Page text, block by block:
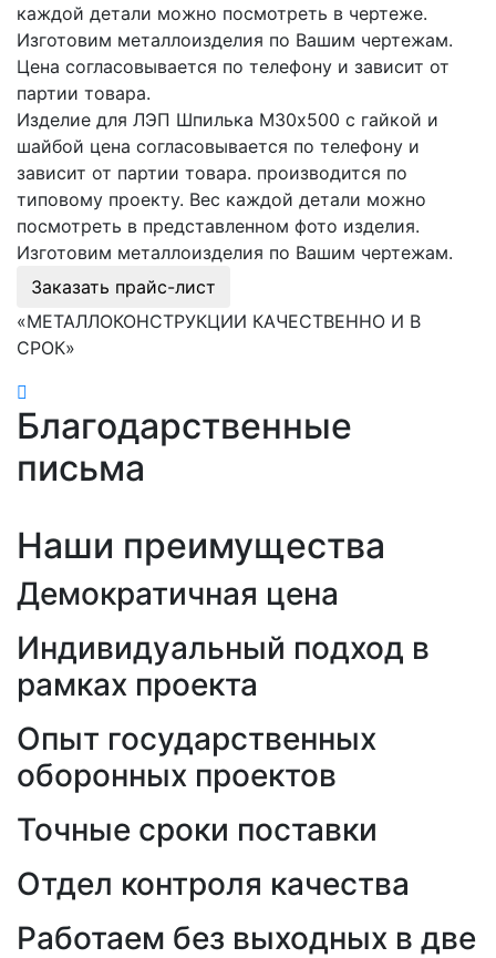
каждой детали можно посмотреть в чертеже.
Изготовим металлоизделия по Вашим чертежам.
Цена согласовывается по телефону и зависит от
партии товара.
Изделие для ЛЭП Шпилька М30х500 с гайкой и
шайбой цена согласовывается по телефону и
зависит от партии товара. производится по
типовому проекту. Вес каждой детали можно
посмотреть в представленном фото изделия.
Изготовим металлоизделия по Вашим чертежам.
Заказать прайс-лист
«МЕТАЛЛОКОНСТРУКЦИИ КАЧЕСТВЕННО И В
СРОК»
Благодарственные
письма
Наши преимущества
Демократичная цена
Индивидуальный подход в
рамках проекта
Опыт государственных
оборонных проектов
Точные сроки поставки
Отдел контроля качества
Работаем без выходных в две